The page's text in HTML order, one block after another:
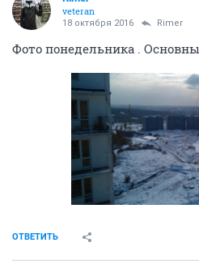
veteran
18 октября 2016 Rimer
Фото понедельника .
ОТВЕТИТЬ